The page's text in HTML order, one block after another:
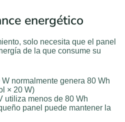
energético
solo necesita que el panel
de la que consume su
normalmente genera 80 Wh
× 20 W)
utiliza menos de 80 Wh
panel puede mantener la